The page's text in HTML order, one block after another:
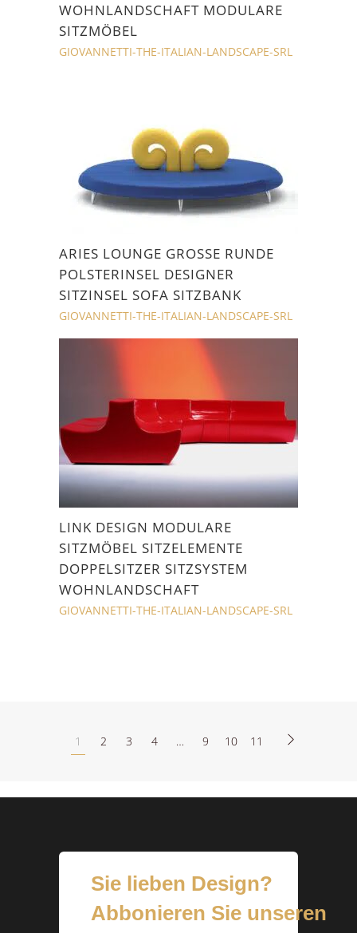
WOHNLANDSCHAFT MODULARE
SITZMÖBEL
GIOVANNETTI-THE-ITALIAN-LANDSCAPE-SRL
ARIES LOUNGE GROSSE RUNDE P
OLSTERINSEL DESIGNER S
ITZINSEL SOFA SITZBANK
GIOVANNETTI-THE-ITALIAN-LANDSCAPE-SRL
LINK DESIGN MODULARE
SITZMÖBEL SITZELEMENTE
DOPPELSITZER SITZSYSTEM
WOHNLANDSCHAFT
GIOVANNETTI-THE-ITALIAN-LANDSCAPE-SRL
1 2 3 4 … 9 10 11
Sie lieben Design?
Abbonieren Sie unseren